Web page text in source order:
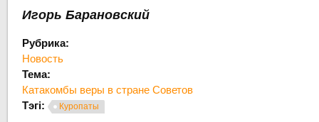
Игорь Барановский
Рубрика:
Новость
Тема:
Катакомбы веры в стране Советов
Тэгі:
Куропаты